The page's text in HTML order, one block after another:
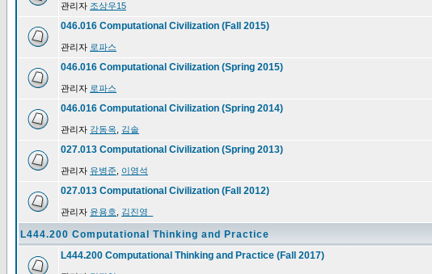
관리자 조상우15
046.016 Computational Civilization (Fall 2015)
관리자 로파스
046.016 Computational Civilization (Spring 2015)
관리자 로파스
046.016 Computational Civilization (Spring 2014)
관리자 강동옥 김솔
027.013 Computational Civilization (Spring 2013)
관리자 유병준 이영석
027.013 Computational Civilization (Fall 2012)
관리자 윤용호 김진영_
L444.200 Computational Thinking and Practice
L444.200 Computational Thinking and Practice (Fall 2017)